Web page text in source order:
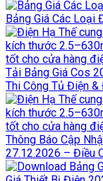
Bảng Giá Các Loại
Tải Bảng Giá Cos
Thi Công Tủ Điện
Thông Báo Cập
27.12.2026 – Điều